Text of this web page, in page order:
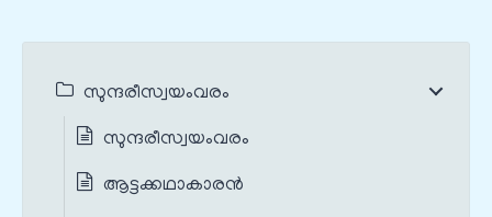
സുന്ദരീസ്വയംവരം
സുന്ദരീസ്വയംവരം
ആട്ടക്കഥാകാരൻ